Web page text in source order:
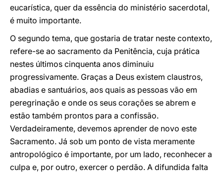
eucarística, quer da essência do ministério sacerdotal,
é muito importante.
O segundo tema, que gostaria de tratar neste contexto,
refere-se ao sacramento da Penitência, cuja prática
nestes últimos cinquenta anos diminuiu
progressivamente. Graças a Deus existem claustros,
abadias e santuários, aos quais as pessoas vão em
peregrinação e onde os seus corações se abrem e
estão também prontos para a confissão.
Verdadeiramente, devemos aprender de novo este
Sacramento. Já sob um ponto de vista meramente
antropológico é importante, por um lado, reconhecer a
culpa e, por outro, exercer o perdão. A difundida falta